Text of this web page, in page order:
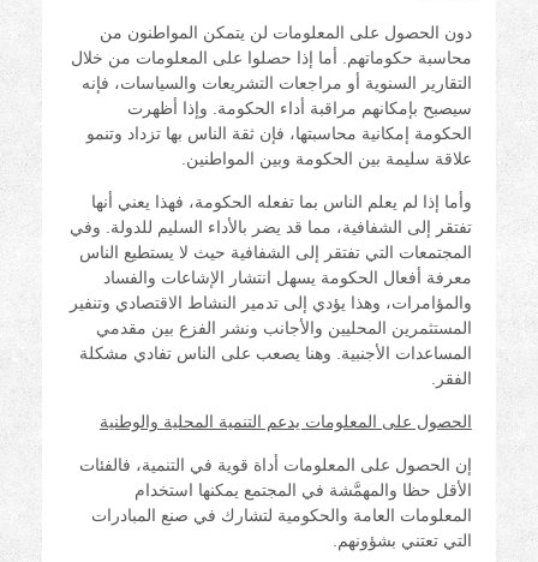
دون الحصول على المعلومات لن يتمكن المواطنون من
محاسبة حكوماتهم. أما إذا حصلوا على المعلومات من خلال
التقارير السنوية أو مراجعات التشريعات والسياسات، فإنه
سيصبح بإمكانهم مراقبة أداء الحكومة. وإذا أظهرت
الحكومة إمكانية محاسبتها، فإن ثقة الناس بها تزداد وتنمو
علاقة سليمة بين الحكومة وبين المواطنين.
وأما إذا لم يعلم الناس بما تفعله الحكومة، فهذا يعني أنها
تفتقر إلى الشفافية، مما قد يضر بالأداء السليم للدولة. وفي
المجتمعات التي تفتقر إلى الشفافية حيث لا يستطيع الناس
معرفة أفعال الحكومة يسهل انتشار الإشاعات والفساد
والمؤامرات، وهذا يؤدي إلى تدمير النشاط الاقتصادي وتنفير
المستثمرين المحليين والأجانب ونشر الفزع بين مقدمي
المساعدات الأجنبية. وهنا يصعب على الناس تفادي مشكلة
الفقر.
الحصول على المعلومات يدعم التنمية المحلية والوطنية
إن الحصول على المعلومات أداة قوية في التنمية، فالفئات
الأقل حظا والمهمَّشة في المجتمع يمكنها استخدام
المعلومات العامة والحكومية لتشارك في صنع المبادرات
التي تعتني بشؤونهم.